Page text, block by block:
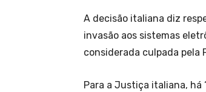
A decisão italiana diz
invasão aos sistemas
considerada culpada pela
Para a Justiça italiana, há